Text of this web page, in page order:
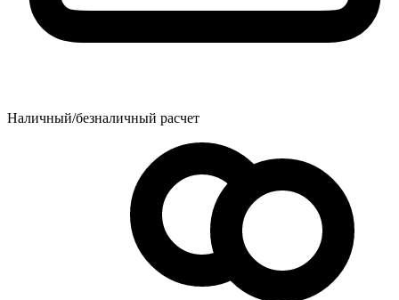
Наличный/безналичный расчет